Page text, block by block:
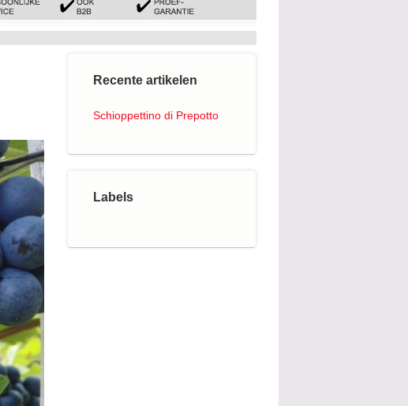
Recente artikelen
Schioppettino di Prepotto
Labels